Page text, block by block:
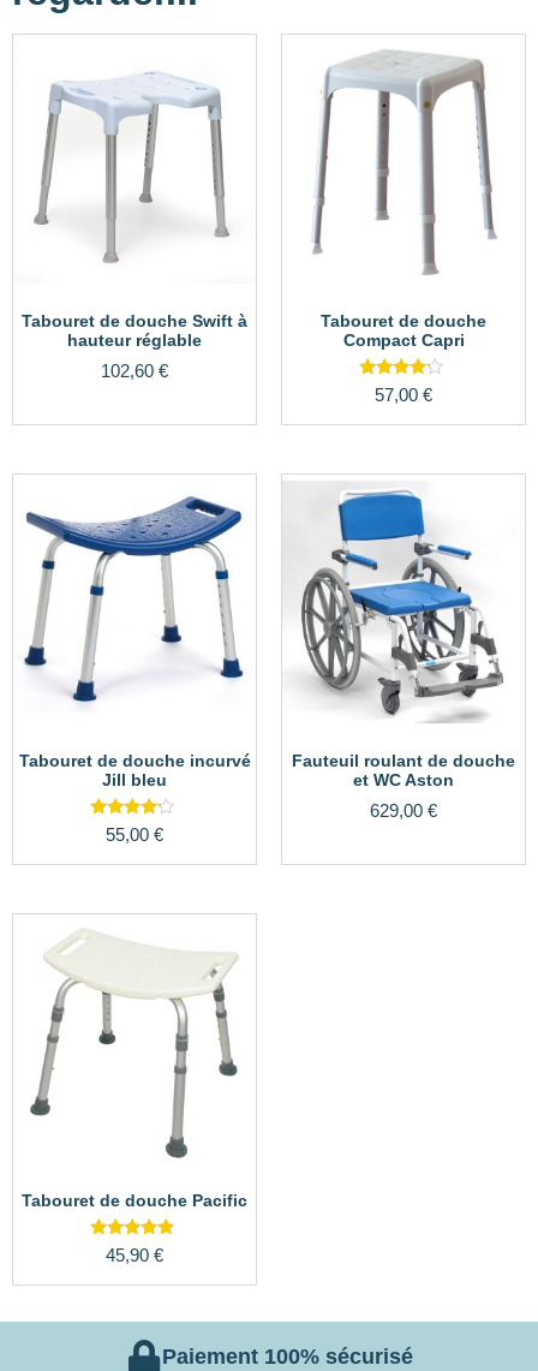
Tabouret de douche Swift à
hauteur réglable
102,60 €
Tabouret de douche
Compact Capri
Note
4.00
sur 5
57,00 €
Tabouret de douche incurvé
Jill bleu
Note
4.00
sur 5
55,00 €
Fauteuil roulant de douche
et WC Aston
629,00 €
Tabouret de douche Pacific
Note
4.65
sur 5
45,90 €
Paiement 100% sécurisé